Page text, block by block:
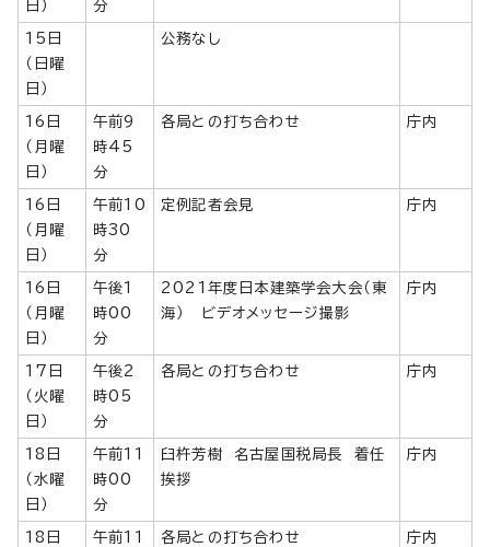
日）
分
15日
（日曜
日）
公務なし
16日
（月曜
日）
午前9
時45
分
各局との打ち合わせ 庁内
16日
（月曜
日）
午前10
時30
分
定例記者会見 庁内
16日
（月曜
日）
午後1
時00
分
2021年度日本建築学会大会（東
海） ビデオメッセージ撮影
庁内
17日
（火曜
日）
午後2
時05
分
各局との打ち合わせ 庁内
18日
（水曜
日）
午前11
時00
分
臼杵芳樹 名古屋国税局長 着任
挨拶
庁内
18日
午前11
各局との打ち合わせ 庁内